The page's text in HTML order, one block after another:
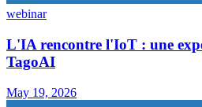
webinar
L'IA rencontre l'IoT : une
TagoAI
May 19, 2026